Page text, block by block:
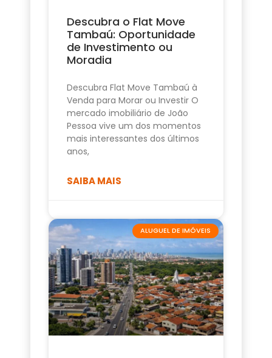
Descubra o Flat Move
Tambaú: Oportunidade
de Investimento ou
Moradia
Descubra Flat Move Tambaú à
Venda para Morar ou Investir O
mercado imobiliário de João
Pessoa vive um dos momentos
mais interessantes dos últimos
anos,
SAIBA MAIS
ALUGUEL DE IMÓVEIS